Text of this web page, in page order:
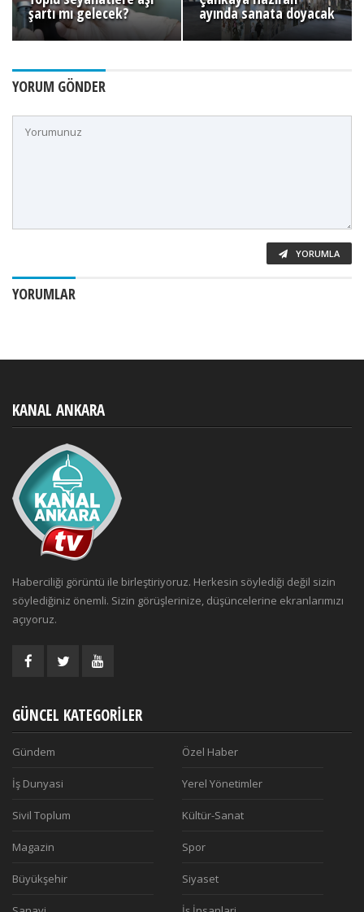
şartı mı gelecek? ayında sanata doyacak
YORUM GÖNDER
YORUMLA
YORUMLAR
KANAL ANKARA
Haberciliği görüntü ile birleştiriyoruz. Herkesin söylediği değil sizin
söylediğiniz önemli. Sizin görüşlerinize, düşüncelerine ekranlarımızı
açıyoruz.
GÜNCEL KATEGORILER
Gündem Özel Haber
İş Dunyasi Yerel Yönetimler
Sivil Toplum Kültür-Sanat
Magazin Spor
Büyükşehir Siyaset